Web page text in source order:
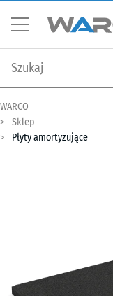
WARCO
Sklep
Płyty amortyzujące